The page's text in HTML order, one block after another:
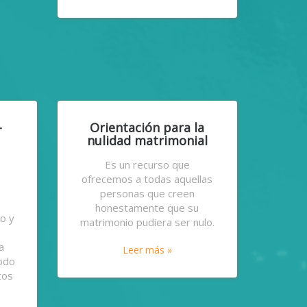
y
Orientación para la
nulidad matrimonial
Es un recurso que
ofrecemos a todas aquellas
personas que creen
honestamente que su
matrimonio pudiera ser nulo.
Leer más »